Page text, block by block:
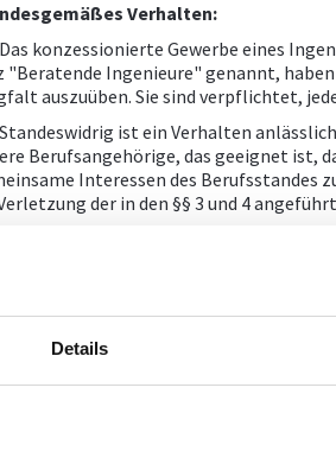
Details
Verhalten:
konzessionierte Gewerbe eines
"Beratende Ingenieure" genannt,
auszuüben. Sie sind verpflichtet,
Standeswidrig ist ein Verhalten
Berufsangehörige, das geeignet ist,
Interessen des Berufsstandes
der in den §§ 3 und 4
Beratende Ingenieure sind anlässlich
zur Einhaltung der
Beratende Ingenieure sind im
jeweiligen Auftraggebers
Werden Beratende Ingenieure von
des Auftrages zu vertreten, so sind sie
bürgerlichen Rechtes als
vorzukehren, was sie für nützlich und
haben bei der Durchführung ihrer